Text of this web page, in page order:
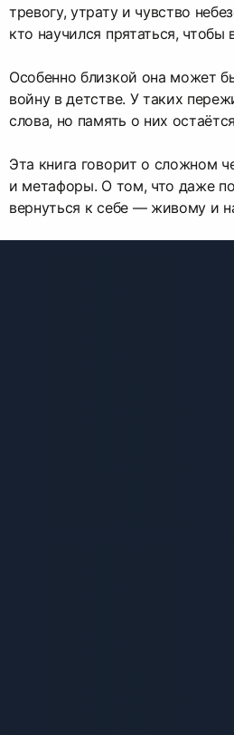
тревогу, утрату и чувство
кто научился прятаться, чтобы
Особенно близкой она может
войну в детстве. У таких
слова, но память о них
Эта книга говорит о сложном
и метафоры. О том, что даже
вернуться к себе — живому и